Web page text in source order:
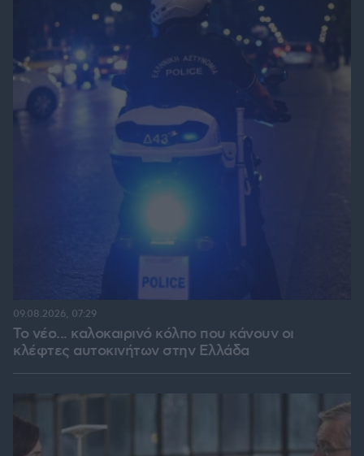
Το νέο... καλοκαιρινό κόλπο που κάνουν οι
κλέφτες αυτοκινήτων στην Ελλάδα
09.08.2026, 07:29